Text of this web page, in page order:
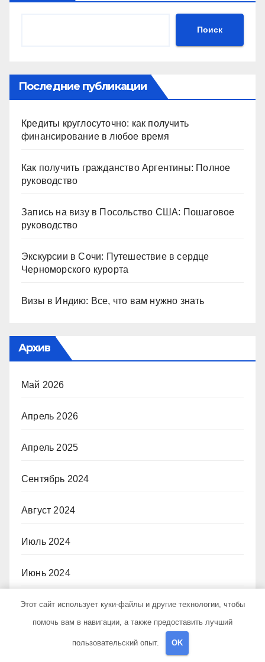
Поиск
Последние публикации
Кредиты круглосуточно: как получить
финансирование в любое время
Как получить гражданство Аргентины: Полное
руководство
Запись на визу в Посольство США: Пошаговое
руководство
Экскурсии в Сочи: Путешествие в сердце
Черноморского курорта
Визы в Индию: Все, что вам нужно знать
Архив
Май 2026
Апрель 2026
Апрель 2025
Сентябрь 2024
Август 2024
Июль 2024
Июнь 2024
Май 2024
Этот сайт использует куки-файлы и другие технологии, чтобы
помочь вам в навигации, а также предоставить лучший
пользовательский опыт. OK